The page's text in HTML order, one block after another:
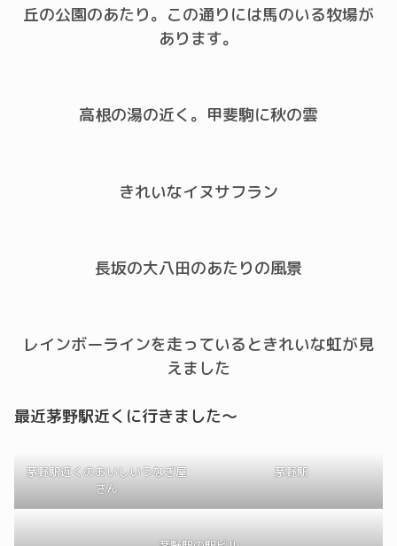
丘の公園のあたり。この通りには馬のいる牧場が
あります。
高根の湯の近く。甲斐駒に秋の雲
きれいなイヌサフラン
長坂の大八田のあたりの風景
レインボーラインを走っているときれいな虹が見
えました
最近茅野駅近くに行きました～
茅野駅近くのおいしいうなぎ屋
さん
茅野駅